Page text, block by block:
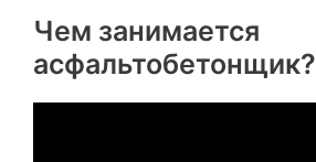
Чем занимается
асфальтобетонщик?